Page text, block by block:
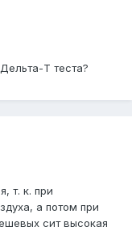
Т теста?
т. к. при
а потом при
сит высокая